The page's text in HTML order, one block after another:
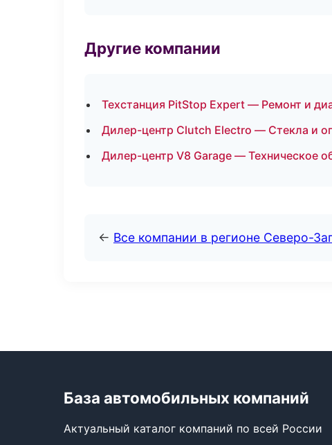
Другие компании
Техстанция PitStop Expert — Ремонт и
Дилер-центр Clutch Electro — Стекла и
Дилер-центр V8 Garage — Техническое
← Все компании в регионе Северо-
База автомобильных компаний
Актуальный каталог компаний по всей России